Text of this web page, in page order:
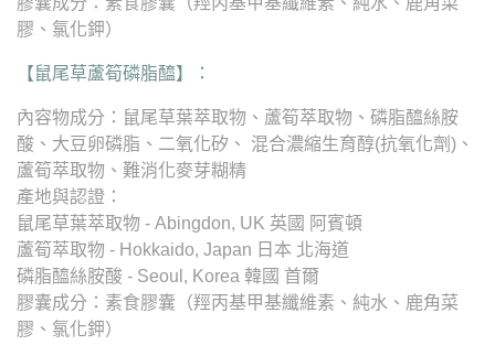
膠、氯化鉀）
【鼠尾草蘆筍磷脂醯】：
內容物成分：鼠尾草葉萃取物、蘆筍萃取物、磷脂醯絲胺
酸、大豆卵磷脂、二氧化矽、 混合濃縮生育醇(抗氧化劑)、
蘆筍萃取物、難消化麥芽糊精
產地與認證：
鼠尾草葉萃取物 - Abingdon, UK 英國 阿賓頓
蘆筍萃取物 - Hokkaido, Japan 日本 北海道
磷脂醯絲胺酸 - Seoul, Korea 韓國 首爾
膠囊成分：素食膠囊（羥丙基甲基纖維素、純水、鹿角菜
膠、氯化鉀）